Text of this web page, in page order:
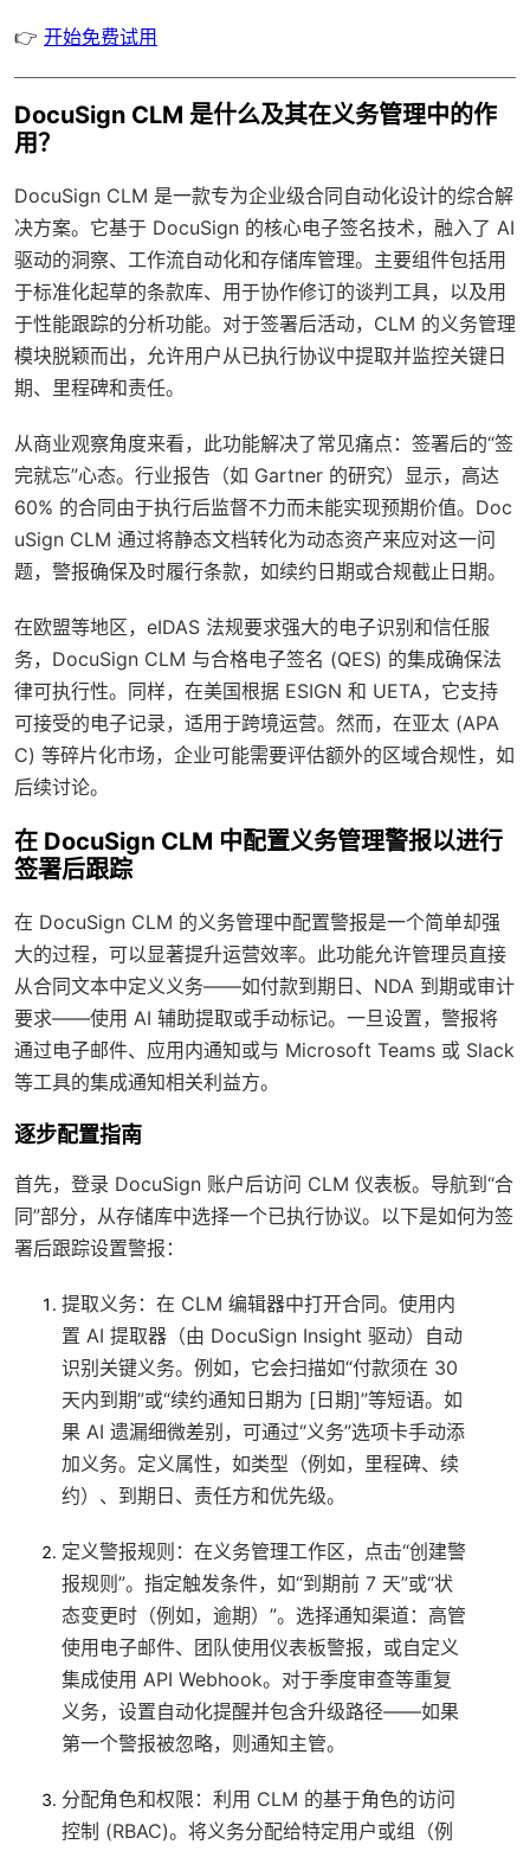
👉 开始免费试用
DocuSign CLM 是什么及其在义务管理中的作
用？
DocuSign CLM 是一款专为企业级合同自动化设计的综合解
决方案。它基于 DocuSign 的核心电子签名技术，融入了 AI
驱动的洞察、工作流自动化和存储库管理。主要组件包括用
于标准化起草的条款库、用于协作修订的谈判工具，以及用
于性能跟踪的分析功能。对于签署后活动，CLM 的义务管理
模块脱颖而出，允许用户从已执行协议中提取并监控关键日
期、里程碑和责任。
从商业观察角度来看，此功能解决了常见痛点：签署后的“签
完就忘”心态。行业报告（如 Gartner 的研究）显示，高达
60% 的合同由于执行后监督不力而未能实现预期价值。Doc
uSign CLM 通过将静态文档转化为动态资产来应对这一问
题，警报确保及时履行条款，如续约日期或合规截止日期。
在欧盟等地区，eIDAS 法规要求强大的电子识别和信任服
务，DocuSign CLM 与合格电子签名 (QES) 的集成确保法
律可执行性。同样，在美国根据 ESIGN 和 UETA，它支持
可接受的电子记录，适用于跨境运营。然而，在亚太 (APA
C) 等碎片化市场，企业可能需要评估额外的区域合规性，如
后续讨论。
在 DocuSign CLM 中配置义务管理警报以进行
签署后跟踪
在 DocuSign CLM 的义务管理中配置警报是一个简单却强
大的过程，可以显著提升运营效率。此功能允许管理员直接
从合同文本中定义义务——如付款到期日、NDA 到期或审计
要求——使用 AI 辅助提取或手动标记。一旦设置，警报将
通过电子邮件、应用内通知或与 Microsoft Teams 或 Slack
等工具的集成通知相关利益方。
逐步配置指南
首先，登录 DocuSign 账户后访问 CLM 仪表板。导航到“合
同”部分，从存储库中选择一个已执行协议。以下是如何为签
署后跟踪设置警报：
提取义务：在 CLM 编辑器中打开合同。使用内
置 AI 提取器（由 DocuSign Insight 驱动）自动
识别关键义务。例如，它会扫描如“付款须在 30
天内到期”或“续约通知日期为 [日期]”等短语。如
果 AI 遗漏细微差别，可通过“义务”选项卡手动添
加义务。定义属性，如类型（例如，里程碑、续
约）、到期日、责任方和优先级。
定义警报规则 ：在义务管理工作区，点击“创建警
报规则”。指定触发条件，如“到期前 7 天”或“状
态变更时（例如，逾期）”。选择通知渠道：高管
使用电子邮件、团队使用仪表板警报，或自定义
集成使用 API Webhook。对于季度审查等重复
义务，设置自动化提醒并包含升级路径——如果
第一个警报被忽略，则通知主管。
分配角色和权限 ：利用 CLM 的基于角色的访问
控制 (RBAC)。将义务分配给特定用户或组（例